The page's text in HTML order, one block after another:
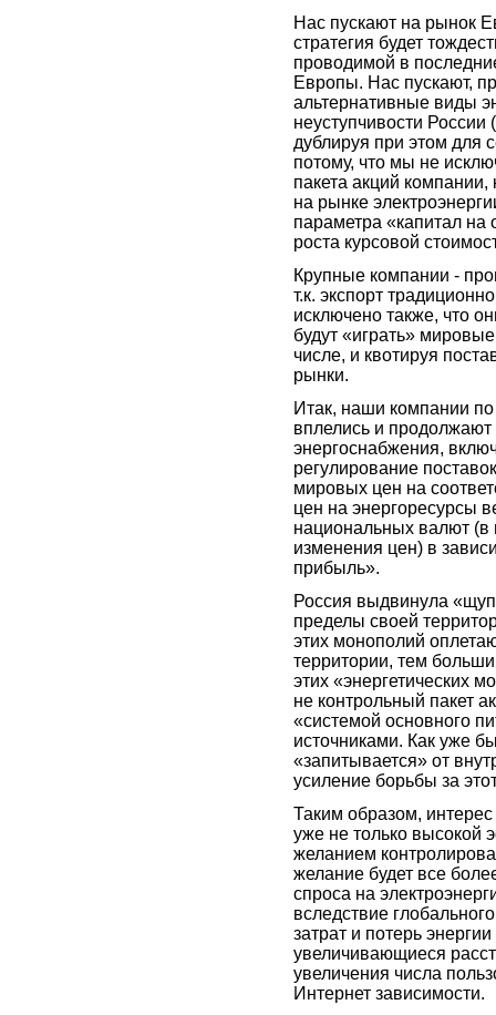
Нас пускают на рынок
стратегия будет
проводимой в
Европы. Нас пускают,
альтернативные виды
неуступчивости
дублируя при этом для
потому, что мы не
пакета акций компании,
на рынке
параметра «капитал на
роста курсовой
Крупные компании -
т.к. экспорт
исключено также, что
будут «играть»
числе, и квотируя
рынки.
Итак, наши компании по
вплелись и
энергоснабжения,
регулирование
мировых цен на
цен на энергоресурсы
национальных валют (в
изменения цен) в
прибыль».
Россия выдвинула
пределы своей
этих монополий
территории, тем
этих «энергетических
не контрольный пакет
«системой основного
источниками. Как уже
«запитывается» от
усиление борьбы за
Таким образом,
уже не только высокой
желанием
желание будет все
спроса на
вследствие
затрат и потерь
увеличивающиеся
увеличения числа
Интернет зависимости.